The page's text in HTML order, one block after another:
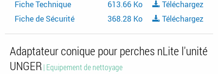
Fiche Technique
613.66 Ko
Téléchargez
Fiche de Sécurité
368.28 Ko Téléchargez
Adaptateur conique pour perches nLite l'unité
UNGER | Equipement de nettoyage